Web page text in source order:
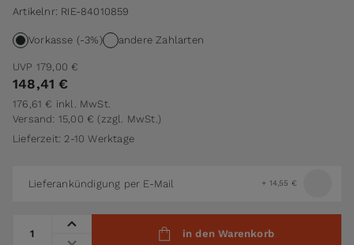
Artikelnr: RIE-84010859
Vorkasse (-3%) andere Zahlarten
UVP 179,00 €
148,41 €
176,61 € inkl. MwSt.
Versand: 15,00 € (zzgl. MwSt.)
Lieferzeit: 2-10 Werktage
Lieferankündigung per E-Mail + 14,55 €
in den Warenkorb